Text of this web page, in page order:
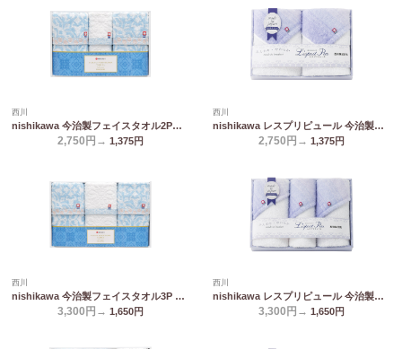
西川
nishikawa 今治製フェイスタオル2P&ウォッシュタオル TT89250505
2,750円→ 1,375円
西川
nishikawa レスプリピュール 今治製フェイスタオル2P TT82253507
2,750円→ 1,375円
西川
nishikawa 今治製フェイスタオル3P TT89300505
3,300円→ 1,650円
西川
nishikawa レスプリピュール 今治製フェイスタオル2P&ウォッシュタオル TT82303507
3,300円→ 1,650円